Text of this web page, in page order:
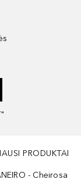
PRODUKTAI
- Cheirosa